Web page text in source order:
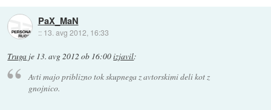
PaX_MaN
:: 13. avg 2012, 16:33
Truga je 13. avg 2012 ob 16:00izjavil:
Avti majo priblizno tok skupnega z avtorskimi deli kot z
gnojnico.